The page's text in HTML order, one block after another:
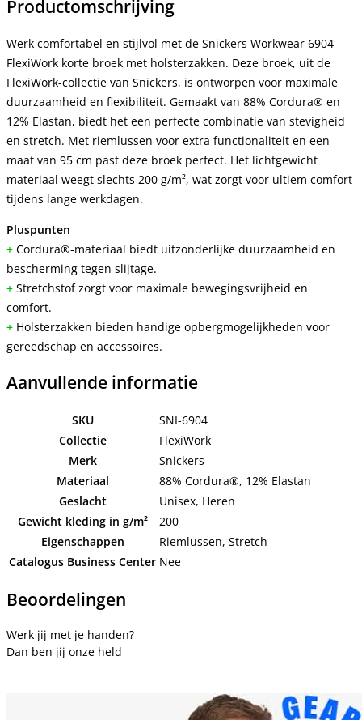
Productomschrijving
Werk comfortabel en stijlvol met de Snickers Workwear 6904
FlexiWork korte broek met holsterzakken. Deze broek, uit de
FlexiWork-collectie van Snickers, is ontworpen voor maximale
duurzaamheid en flexibiliteit. Gemaakt van 88% Cordura® en
12% Elastan, biedt het een perfecte combinatie van stevigheid
en stretch. Met riemlussen voor extra functionaliteit en een
maat van 95 cm past deze broek perfect. Het lichtgewicht
materiaal weegt slechts 200 g/m², wat zorgt voor ultiem comfort
tijdens lange werkdagen.
Pluspunten
+ Cordura®-materiaal biedt uitzonderlijke duurzaamheid en
bescherming tegen slijtage.
+ Stretchstof zorgt voor maximale bewegingsvrijheid en
comfort.
+ Holsterzakken bieden handige opbergmogelijkheden voor
gereedschap en accessoires.
Aanvullende informatie
SKU
SNI-6904
Collectie
FlexiWork
Merk
Snickers
Materiaal
88% Cordura®, 12% Elastan
Geslacht
Unisex, Heren
Gewicht kleding in g/m²
200
Eigenschappen
Riemlussen, Stretch
Catalogus Business Center Nee
Beoordelingen
Werk jij met je handen?
Dan ben jij onze held